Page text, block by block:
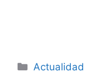
Categorías
Actualidad